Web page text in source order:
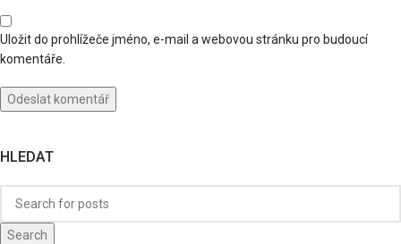
Uložit do prohlížeče jméno, e-mail a webovou stránku pro budoucí
komentáře.
HLEDAT
Search